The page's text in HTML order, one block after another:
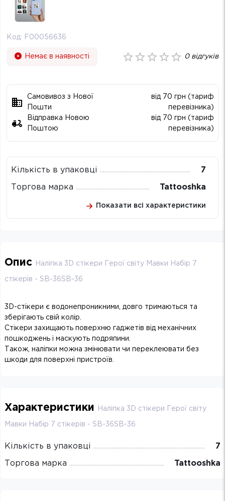
Код: F00056636
Немає в наявності 0відгуків
Самовивоз з Нової
Пошти
від 70 грн (тариф
перевізника)
Відправка Новою
Поштою
від 70 грн (тариф
перевізника)
Кількість в упаковці 7
Торгова марка Tattooshka
Показати всі характеристики
Опис Наліпка 3D стікери Герої світу Мавки Набір 7
стікерів - SB-36SB-36
3D-стікери є водонепроникними, довго тримаються та
зберігають свій колір.
Стікери захищають поверхню гаджетів від механічних
пошкоджень і маскують подряпини.
Також, наліпки можна змінювати чи переклеювати без
шкоди для поверхні пристроїв.
Характеристики Наліпка 3D стікери Герої світу
Мавки Набір 7 стікерів - SB-36SB-36
Кількість в упаковці 7
Торгова марка Tattooshka